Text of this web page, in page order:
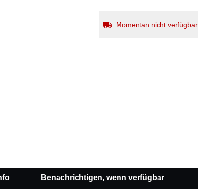
Momentan nicht verfügbar
Benachrichtigen, wenn verfügbar